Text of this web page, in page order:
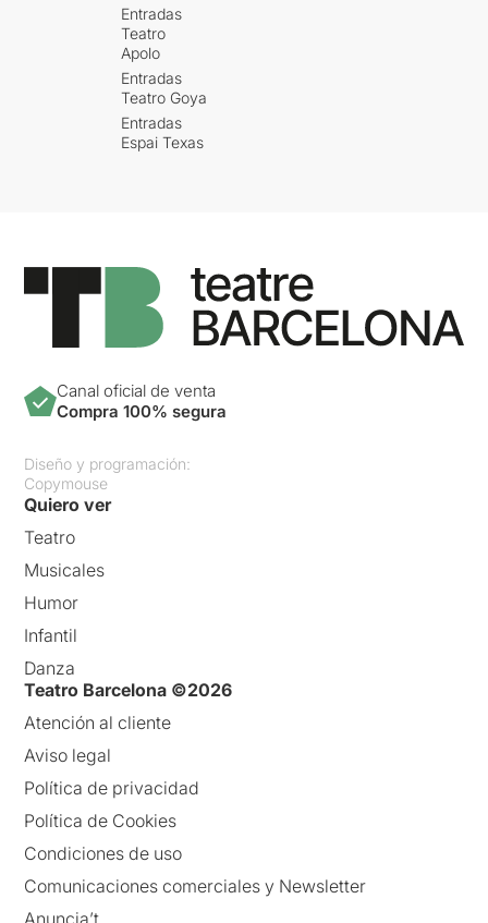
Entradas
Teatro
Apolo
Entradas
Teatro Goya
Entradas
Espai Texas
Canal oficial de venta
Compra 100% segura
Diseño y programación:
Copymouse
Quiero ver
Teatro
Musicales
Humor
Infantil
Danza
Teatro Barcelona ©2026
Atención al cliente
Aviso legal
Política de privacidad
Política de Cookies
Condiciones de uso
Comunicaciones comerciales y Newsletter